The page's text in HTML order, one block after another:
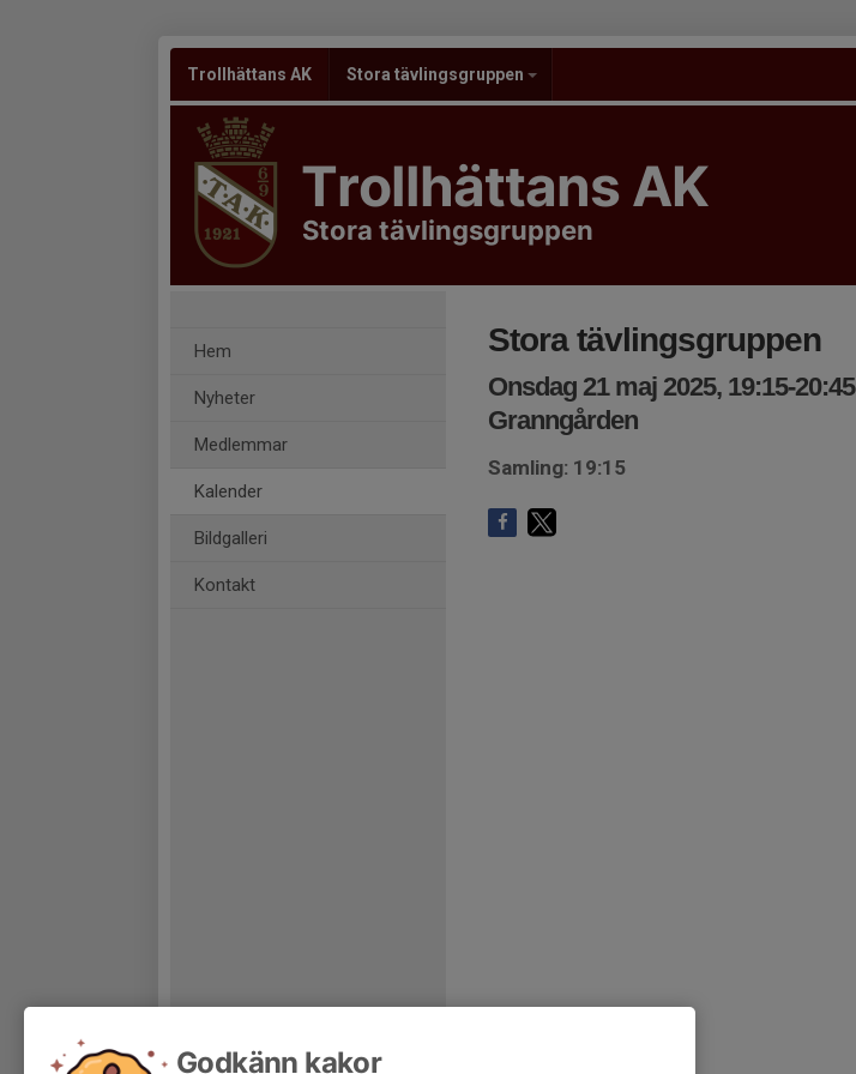
Trollhättans AK Stora tävlingsgruppen
Trollhättans AK
Stora tävlingsgruppen
Hem
Nyheter
Medlemmar
Kalender
Bildgalleri
Kontakt
Stora tävlingsgruppen
Onsdag 21 maj 2025, 19:15-20:45
Granngården
Samling: 19:15
Godkänn kakor